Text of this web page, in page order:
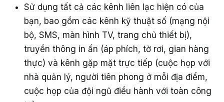
Sử dụng tất cả các kênh liên lạc hiện có của
bạn, bao gồm các kênh kỹ thuật số (mạng nội
bộ, SMS, màn hình TV, trang chủ thiết bị),
truyền thông in ấn (áp phích, tờ rơi, gian hàng
thực) và kênh gặp mặt trực tiếp (cuộc họp với
nhà quản lý, người tiên phong ở mỗi địa điểm,
cuộc họp của đội ngũ điều hành với toàn công